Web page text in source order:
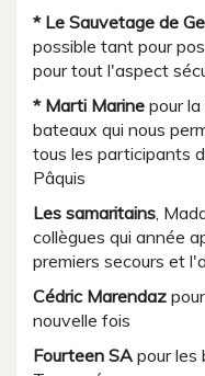
* Le Sauvetage de
possible tant pour
pour tout l'aspect
* Marti Marine pour
bateaux qui nous
tous les participants
Pâquis
Les samaritains,
collègues qui année
premiers secours et
Cédric Marendaz
nouvelle fois
Fourteen SA pour les